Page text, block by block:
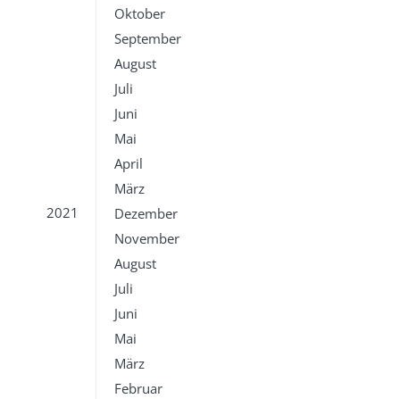
Oktober
September
August
Juli
Juni
Mai
April
März
2021
Dezember
November
August
Juli
Juni
Mai
März
Februar